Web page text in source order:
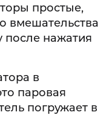
простые,
вмешательства
после нажатия
в
паровая
погружает в